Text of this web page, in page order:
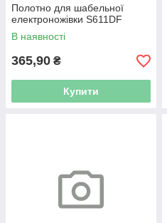
Полотно для шабельної
електроножівки S611DF
В наявності
365,90 ₴
Купити